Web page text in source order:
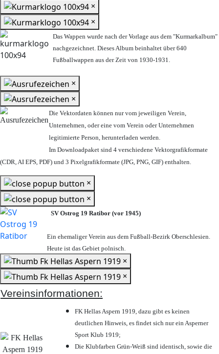
×
×
Das Wappen wurde nach der Vorlage aus dem "Kurmarkalbum"
nachgezeichnet. Dieses Album beinhaltet über 640
Fußballwappen aus der Zeit von 1930-1931.
×
×
Die Vektordaten können nur vom jeweiligen Verein,
Unternehmen, oder eine vom Verein oder Unternehmen
legitimierte Person, herunterladen werden.
Im Downloadpaket sind 4 verschiedene Vektorgrafikformate
(CDR, AI EPS, PDF) und 3 Pixelgrafikformate (JPG, PNG, GIF) enthalten.
×
×
SV Ostrog 19 Ratibor (vor 1945)
Ein ehemaliger Verein aus dem Fußball-Bezirk Oberschlesien.
Heute ist das Gebiet polnisch.
×
×
Vereinsinformationen:
FK Hellas Aspern 1919, dazu gibt es keinen
deutlichen Hinweis, es findet sich nur ein Asperner
Sport Klub 1919;
Die Klubfarben Grün-Weiß sind identisch, sowie die